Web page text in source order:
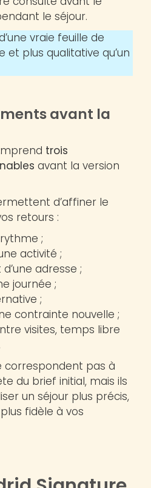
le séjour.
vraie feuille de
et plus qualitative qu’un
avant la
trois
avant la version
d’affiner le
retours :
;
activité ;
adresse ;
journée ;
;
contrainte nouvelle ;
visites, temps libre
correspondent pas à
du brief initial, mais ils
un séjour plus précis,
fidèle à vos